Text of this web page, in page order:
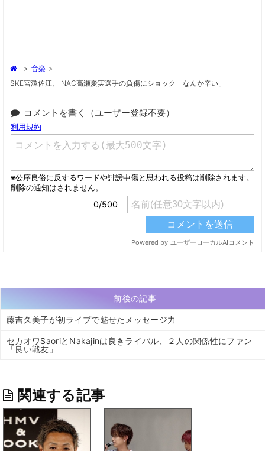
> 音楽 >
SKE宮澤佐江、INAC高瀬愛実選手の負傷にショック「なんか辛い」
コメントを書く（ユーザー登録不要）
前後の記事
藤吉久美子が初ライブで魅せたメッセージ力
セカオワSaoriとNakajinは良きライバル、２人の関係性にファン
「良い戦友」
関連する記事